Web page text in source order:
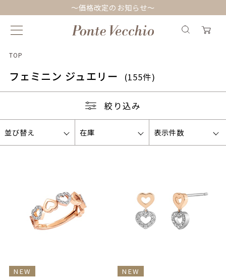
～価格改定のお知らせ～
TOP
フェミニン ジュエリー (155件)
絞り込み
並び替え 在庫 表示件数
NEW NEW